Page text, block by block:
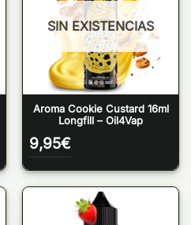
SIN EXISTENCIAS
Aroma Cookie Custard 16ml
Longfill – Oil4Vap
9,95€